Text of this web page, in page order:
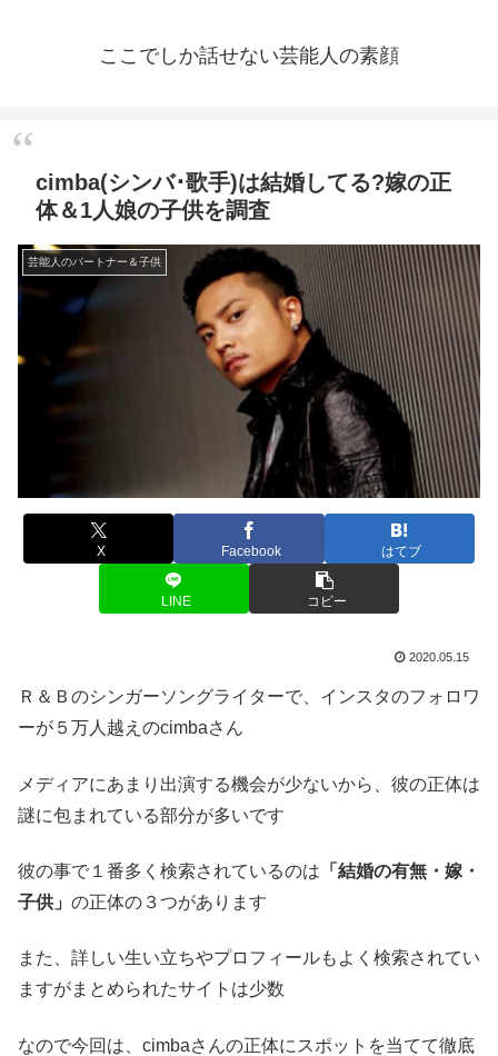
ここでしか話せない芸能人の素顔
cimba(シンバ･歌手)は結婚してる?嫁の正
体＆1人娘の子供を調査
芸能人のパートナー＆子供
X Facebook はてブ
LINE コピー
2020.05.15
Ｒ＆Ｂのシンガーソングライターで、インスタのフォロワ
ーが５万人越えのcimbaさん
メディアにあまり出演する機会が少ないから、彼の正体は
謎に包まれている部分が多いです
彼の事で１番多く検索されているのは 「結婚の有無・嫁・
子供」 の正体の３つがあります
また、詳しい生い立ちやプロフィールもよく検索されてい
ますがまとめられたサイトは少数
なので今回は、cimbaさんの正体にスポットを当てて徹底